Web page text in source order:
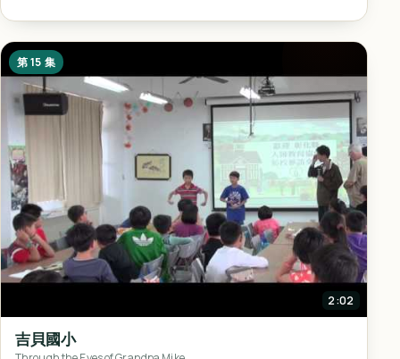
第 15 集
2:02
吉貝國小